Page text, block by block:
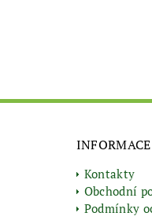
Kontakty
Obchodní
Podmínky